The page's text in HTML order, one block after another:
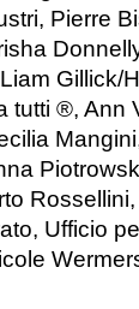
Pierre
Gillick/
tutti ®, Ann
Ufficio